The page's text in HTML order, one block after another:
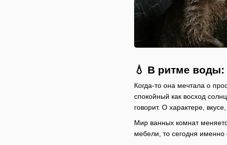
💧 В ритме
Когда-то она мечтала о
спокойный как восход
говорит. О характере,
Мир ванных комнат
мебели, то сегодня именно